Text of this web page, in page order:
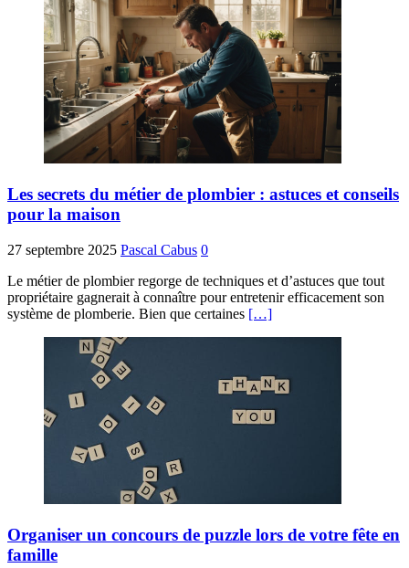
Les secrets du métier de plombier : astuces et conseils
pour la maison
27 septembre 2025 Pascal Cabus 0
Le métier de plombier regorge de techniques et d’astuces que tout
propriétaire gagnerait à connaître pour entretenir efficacement son
système de plomberie. Bien que certaines […]
Organiser un concours de puzzle lors de votre fête en
famille